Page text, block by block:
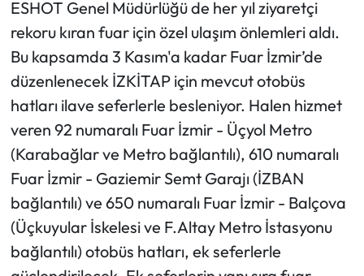
ESHOT Genel Müdürlüğü de her yıl ziyaretçi
rekoru kıran fuar için özel ulaşım önlemleri aldı.
Bu kapsamda 3 Kasım'a kadar Fuar İzmir’de
düzenlenecek İZKİTAP için mevcut otobüs
hatları ilave seferlerle besleniyor. Halen hizmet
veren 92 numaralı Fuar İzmir - Üçyol Metro
(Karabağlar ve Metro bağlantılı), 610 numaralı
Fuar İzmir - Gaziemir Semt Garajı (İZBAN
bağlantılı) ve 650 numaralı Fuar İzmir - Balçova
(Üçkuyular İskelesi ve F.Altay Metro İstasyonu
bağlantılı) otobüs hatları, ek seferlerle